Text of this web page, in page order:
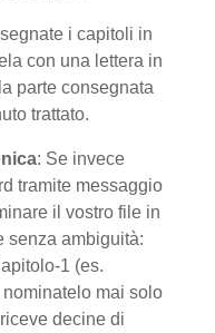
i capitoli in
con una lettera in
parte consegnata
trattato.
: Se invece
tramite messaggio
il vostro file in
senza ambiguità:
1 (es.
mai solo
decine di